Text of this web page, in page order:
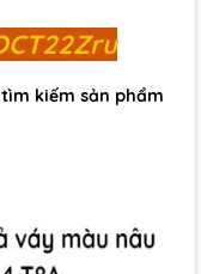
kiếm sản phẩm